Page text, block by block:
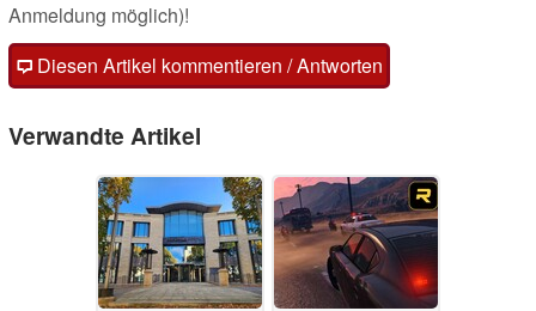
Anmeldung möglich)!
Diesen Artikel kommentieren / Antworten
Verwandte Artikel